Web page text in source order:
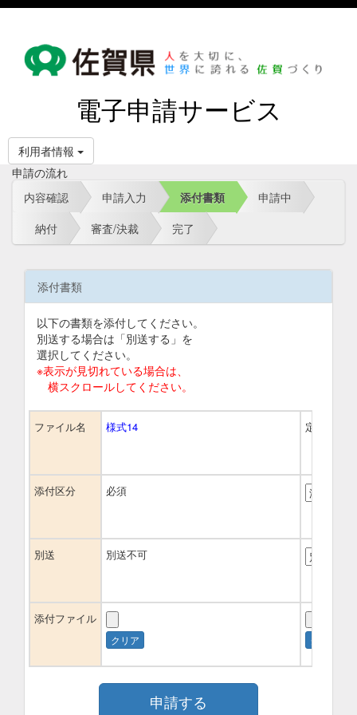
電子申請サービス
利用者情報
申請の流れ
内容確認
申請入力 添付書類
申請中
納付
審査/決裁 完了
添付書類
以下の書類を添付してください。
別送する場合は「別送する」を
選択してください。
※表示が見切れている場合は、
横スクロールしてください。
ファイル名
添付区分
別送
添付ファイル
様式14
必須
別送不可
定款又は